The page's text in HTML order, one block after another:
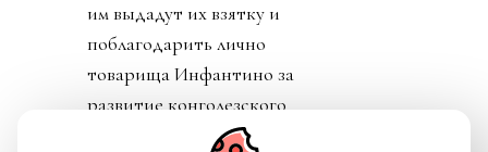
им выдадут их взятку и
поблагодарить лично
товарища Инфантино за
развитие конголезского
футбола. Английская и